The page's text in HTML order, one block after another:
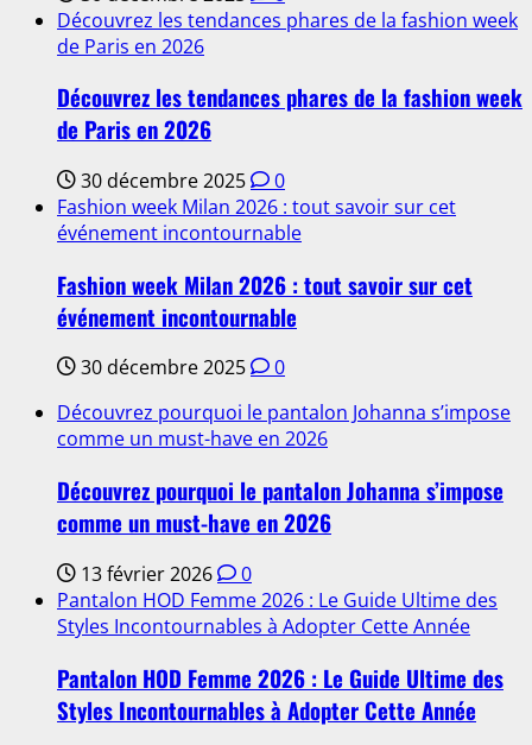
Découvrez les tendances phares de la fashion week
de Paris en 2026
Découvrez les tendances phares de la fashion week
de Paris en 2026
30 décembre 2025
0
Fashion week Milan 2026 : tout savoir sur cet
événement incontournable
Fashion week Milan 2026 : tout savoir sur cet
événement incontournable
30 décembre 2025
0
Découvrez pourquoi le pantalon Johanna s’impose
comme un must-have en 2026
Découvrez pourquoi le pantalon Johanna s’impose
comme un must-have en 2026
13 février 2026
0
Pantalon HOD Femme 2026 : Le Guide Ultime des
Styles Incontournables à Adopter Cette Année
Pantalon HOD Femme 2026 : Le Guide Ultime des
Styles Incontournables à Adopter Cette Année